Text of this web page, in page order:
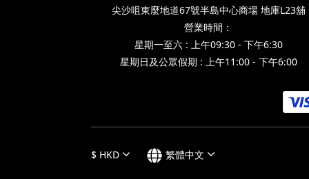
尖沙咀東麼地道67號半島中心商場 地庫L23舖
營業時間：
星期一至六 : 上午09:30 - 下午6:30
星期日及公眾假期 : 上午11:00 - 下午6:00
$ HKD 繁體中文